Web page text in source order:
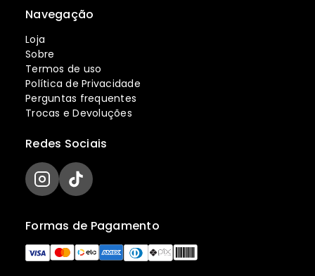
Navegação
Loja
Sobre
Termos de uso
Política de Privacidade
Perguntas frequentes
Trocas e Devoluções
Formas de Pagamento
Redes Sociais